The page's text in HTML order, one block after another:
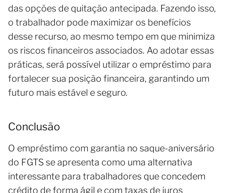
das opções de quitação antecipada. Fazendo isso,
o trabalhador pode maximizar os benefícios
desse recurso, ao mesmo tempo em que minimiza
os riscos financeiros associados. Ao adotar essas
práticas, será possível utilizar o empréstimo para
fortalecer sua posição financeira, garantindo um
futuro mais estável e seguro.
Conclusão
O empréstimo com garantia no saque-aniversário
do FGTS se apresenta como uma alternativa
interessante para trabalhadores que concedem
crédito de forma ágil e com taxas de juros